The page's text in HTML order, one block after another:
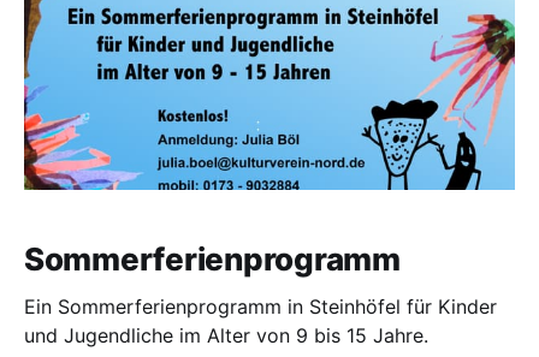
Sommerferienprogramm
Ein Sommerferienprogramm in Steinhöfel für Kinder
und Jugendliche im Alter von 9 bis 15 Jahre.